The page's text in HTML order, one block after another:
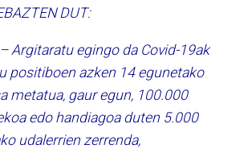
DUT:
– Argitaratu egingo da Covid-19ak
positiboen azken 14 egunetako
metatua, gaur egun, 100.000
edo handiagoa duten 5.000
udalerrien zerrenda,